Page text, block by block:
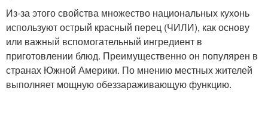
Из-за этого свойства множество национальных кухонь
используют острый красный перец (ЧИЛИ), как основу
или важный вспомогательный ингредиент в
приготовлении блюд. Преимущественно он популярен в
странах Южной Америки. По мнению местных жителей
выполняет мощную обеззараживающую функцию.